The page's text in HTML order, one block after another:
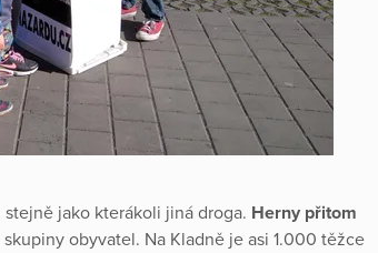
stejně jako kterákoli jiná droga. Herny přitom
obyvatel. Na Kladně je asi 1.000 těžce